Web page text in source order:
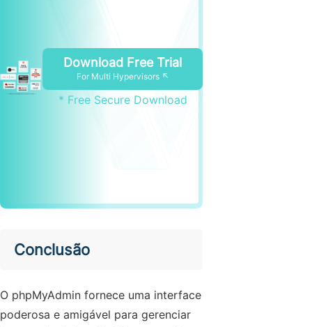
Download Free Trial
For Multi Hypervisors ↖
* Free Secure Download
Conclusão
O phpMyAdmin fornece uma interface
poderosa e amigável para gerenciar